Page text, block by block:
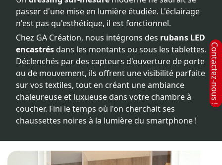
passer d'une mise en lumière étudiée. L'éclairage
n'est pas qu'esthétique, il est fonctionnel.
Chez GA Création, nous intégrons des rubans LED
encastrés dans les montants ou sous les tablettes.
Déclenchés par des capteurs d'ouverture de porte
ou de mouvement, ils offrent une visibilité parfaite
sur vos textiles, tout en créant une ambiance
chaleureuse et luxueuse dans votre chambre à
coucher. Fini le temps où l'on cherchait ses
chaussettes noires à la lumière du smartphone !